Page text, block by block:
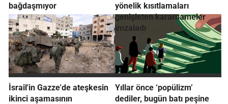
bağdaşmıyor
yönelik kısıtlamaları
genişleten kararnameler
imzaladı
İsrail'in Gazze'de ateşkesin
ikinci aşamasının
Yıllar önce ‘popülizm’
dediler, bugün batı peşine